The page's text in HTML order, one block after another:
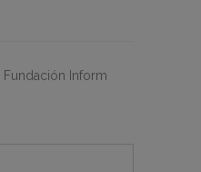
Fundación Inform